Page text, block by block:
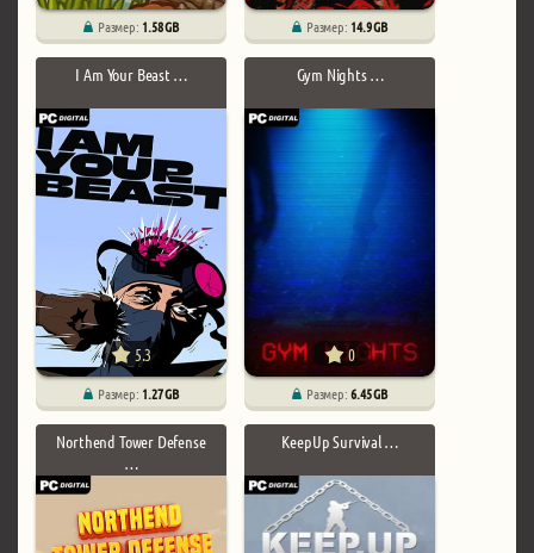
Размер: 1.58 GB Размер: 14.9 GB
I Am Your Beast …
5.3
Размер: 1.27 GB
Gym Nights …
0
Размер:6.45 GB
Northend Tower Defense
…
KeepUp Survival …